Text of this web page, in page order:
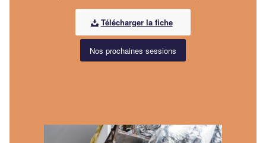
Télécharger la fiche
Nos prochaines sessions